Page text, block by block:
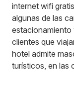
internet wifi
algunas de las
estacionamiento
clientes que
hotel admite
turísticos, en las